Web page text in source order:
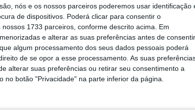
nós e os nossos parceiros poderemos usar identificação
de dispositivos. Poderá clicar para consentir o
1733 parceiros, conforme descrito acima. Em
e alterar as suas preferências antes de consentir
algum processamento dos seus dados pessoais poderá
de se opor a esse processamento. As suas
alterar suas preferências ou retirar seu consentimento a
botão "Privacidade" na parte inferior da página.
ao final do ano, haverá
importante de
da pandemia, as